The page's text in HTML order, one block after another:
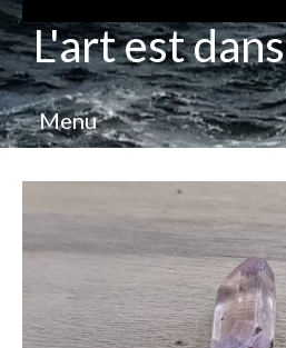
L'art est
Menu